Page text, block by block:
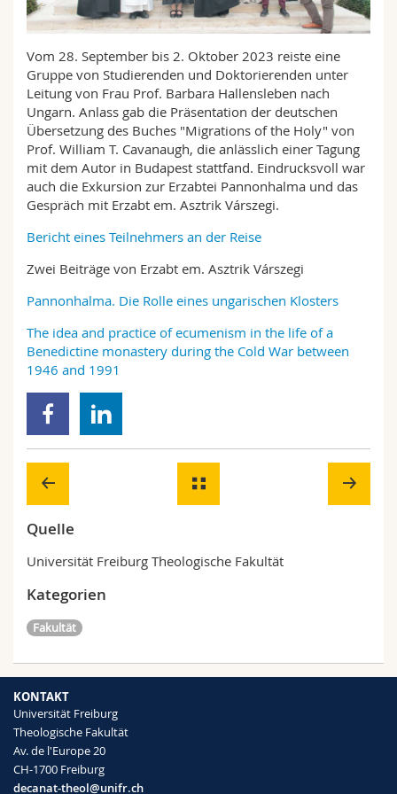
Math.-Nat. und Med. Fak.
Interfakultär
Mitarbeitende
Doktorierende
Webmail
Vorlesungsverzeichnis
MyUnifr
Vom 28. September bis 2. Oktober 2023 reiste eine
Gruppe von Studierenden und Doktorierenden unter
Leitung von Frau Prof. Barbara Hallensleben nach
Ungarn. Anlass gab die Präsentation der deutschen
Übersetzung des Buches "Migrations of the Holy" von
Prof. William T. Cavanaugh, die anlässlich einer Tagung
mit dem Autor in Budapest stattfand. Eindrucksvoll war
auch die Exkursion zur Erzabtei Pannonhalma und das
Gespräch mit Erzabt em. Asztrik Várszegi.
Bericht eines Teilnehmers an der Reise
Zwei Beiträge von Erzabt em. Asztrik Várszegi
Pannonhalma. Die Rolle eines ungarischen Klosters
The idea and practice of ecumenism in the life of a
Benedictine monastery during the Cold War between
1946 and 1991
Quelle
Universität Freiburg Theologische Fakultät
Kategorien
Fakultät
KONTAKT
Universität Freiburg
Theologische Fakultät
Av. de l'Europe 20
CH-1700 Freiburg
decanat-theol@unifr.ch